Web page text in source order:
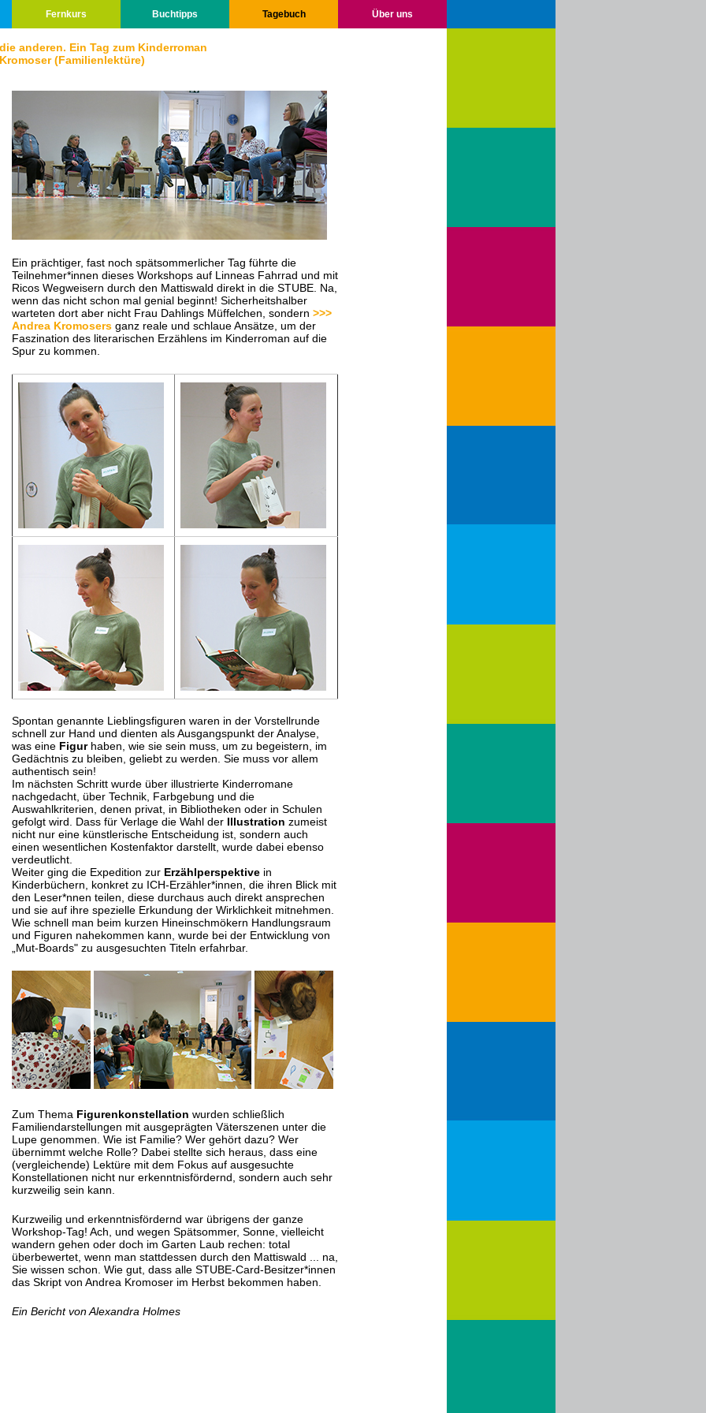
Fernkurs Buchtipps Tagebuch Über uns
anderen. Ein Tag zum Kinderroman
(Familienlektüre)
Ein prächtiger, fast noch spätsommerlicher Tag führte die
Teilnehmer*innen dieses Workshops auf Linneas Fahrrad und mit
Ricos Wegweisern durch den Mattiswald direkt in die STUBE. Na,
wenn das nicht schon mal genial beginnt! Sicherheitshalber
warteten dort aber nicht Frau Dahlings Müffelchen, sondern >>>
Andrea Kromosers ganz reale und schlaue Ansätze, um der
Faszination des literarischen Erzählens im Kinderroman auf die
Spur zu kommen.
Spontan genannte Lieblingsfiguren waren in der Vorstellrunde
schnell zur Hand und dienten als Ausgangspunkt der Analyse,
was eine Figurhaben, wie sie sein muss, um zu begeistern, im
Gedächtnis zu bleiben, geliebt zu werden. Sie muss vor allem
authentisch sein!
Im nächsten Schritt wurde über illustrierte Kinderromane
nachgedacht, über Technik, Farbgebung und die
Auswahlkriterien, denen privat, in Bibliotheken oder in Schulen
gefolgt wird. Dass für Verlage die Wahl der Illustration zumeist
nicht nur eine künstlerische Entscheidung ist, sondern auch
einen wesentlichen Kostenfaktor darstellt, wurde dabei ebenso
verdeutlicht.
Weiter ging die Expedition zur Erzählperspektive in
Kinderbüchern, konkret zu ICH-Erzähler*innen, die ihren Blick mit
den Leser*nnen teilen, diese durchaus auch direkt ansprechen
und sie auf ihre spezielle Erkundung der Wirklichkeit mitnehmen.
Wie schnell man beim kurzen Hineinschmökern Handlungsraum
und Figuren nahekommen kann, wurde bei der Entwicklung von
„Mut-Boards" zu ausgesuchten Titeln erfahrbar.
Zum Thema Figurenkonstellation wurden schließlich
Familiendarstellungen mit ausgeprägten Väterszenen unter die
Lupe genommen. Wie ist Familie? Wer gehört dazu? Wer
übernimmt welche Rolle? Dabei stellte sich heraus, dass eine
(vergleichende) Lektüre mit dem Fokus auf ausgesuchte
Konstellationen nicht nur erkenntnisfördernd, sondern auch sehr
kurzweilig sein kann.
Kurzweilig und erkenntnisfördernd war übrigens der ganze
Workshop-Tag! Ach, und wegen Spätsommer, Sonne, vielleicht
wandern gehen oder doch im Garten Laub rechen: total
überbewertet, wenn man stattdessen durch den Mattiswald ... na,
Sie wissen schon. Wie gut, dass alle STUBE-Card-Besitzer*innen
das Skript von Andrea Kromoser im Herbst bekommen haben.
Ein Bericht von Alexandra Holmes